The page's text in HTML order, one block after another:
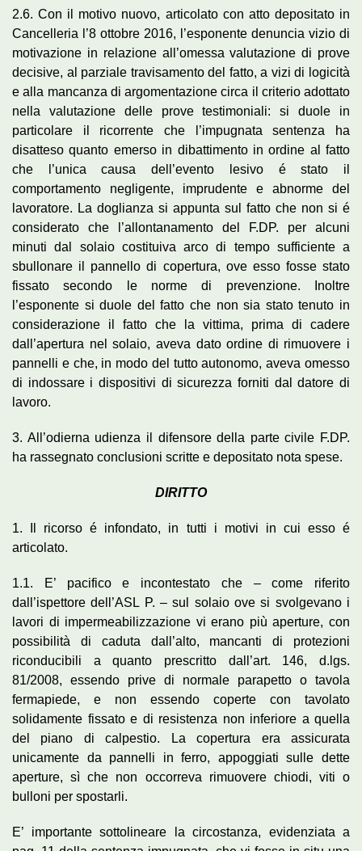
2.6. Con il motivo nuovo, articolato con atto depositato in
Cancelleria l’8 ottobre 2016, l’esponente denuncia vizio di
motivazione in relazione all’omessa valutazione di prove
decisive, al parziale travisamento del fatto, a vizi di logicità
e alla mancanza di argomentazione circa il criterio adottato
nella valutazione delle prove testimoniali: si duole in
particolare il ricorrente che l’impugnata sentenza ha
disatteso quanto emerso in dibattimento in ordine al fatto
che l’unica causa dell’evento lesivo é stato il
comportamento negligente, imprudente e abnorme del
lavoratore. La doglianza si appunta sul fatto che non si é
considerato che l’allontanamento del F.DP. per alcuni
minuti dal solaio costituiva arco di tempo sufficiente a
sbullonare il pannello di copertura, ove esso fosse stato
fissato secondo le norme di prevenzione. Inoltre
l’esponente si duole del fatto che non sia stato tenuto in
considerazione il fatto che la vittima, prima di cadere
dall’apertura nel solaio, aveva dato ordine di rimuovere i
pannelli e che, in modo del tutto autonomo, aveva omesso
di indossare i dispositivi di sicurezza forniti dal datore di
lavoro.
3. All’odierna udienza il difensore della parte civile F.DP.
ha rassegnato conclusioni scritte e depositato nota spese.
DIRITTO
1. Il ricorso é infondato, in tutti i motivi in cui esso é
articolato.
1.1. E’ pacifico e incontestato che – come riferito
dall’ispettore dell’ASL P. – sul solaio ove si svolgevano i
lavori di impermeabilizzazione vi erano più aperture, con
possibilità di caduta dall’alto, mancanti di protezioni
riconducibili a quanto prescritto dall’art. 146, d.lgs.
81/2008, essendo prive di normale parapetto o tavola
fermapiede, e non essendo coperte con tavolato
solidamente fissato e di resistenza non inferiore a quella
del piano di calpestio. La copertura era assicurata
unicamente da pannelli in ferro, appoggiati sulle dette
aperture, sì che non occorreva rimuovere chiodi, viti o
bulloni per spostarli.
E’ importante sottolineare la circostanza, evidenziata a